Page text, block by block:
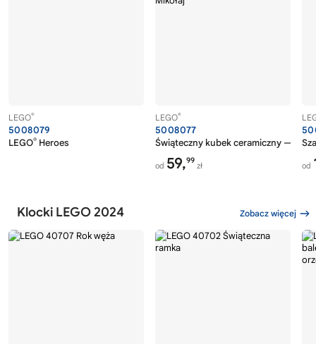
LEGO®
5008079
LEGO® Heroes
LEGO®
5008077
Świąteczny kubek ceramiczny —
od 59,99
zł od
Klocki LEGO 2024 Zobacz więcej